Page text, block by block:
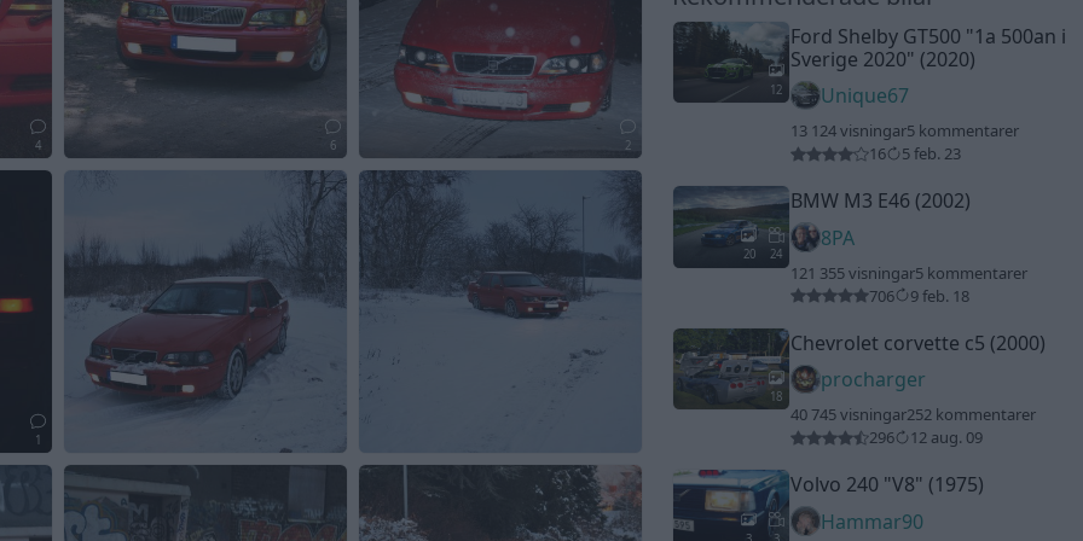
4 6 2
1
12
Ford Shelby GT500 "1a 500an i
Sverige 2020" (2020)
Unique67
13 124 visningar5 kommentarer
16
5 feb. 23
20 24
BMW M3 E46 (2002)
8PA
121 355 visningar5 kommentarer
706
9 feb. 18
18
Chevrolet corvette c5 (2000)
procharger
40 745 visningar252 kommentarer
296
12 aug. 09
Volvo 240 "V8" (1975)
Hammar90